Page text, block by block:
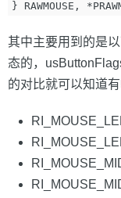
其中主要用到的是
态的，
的对比就可以知道